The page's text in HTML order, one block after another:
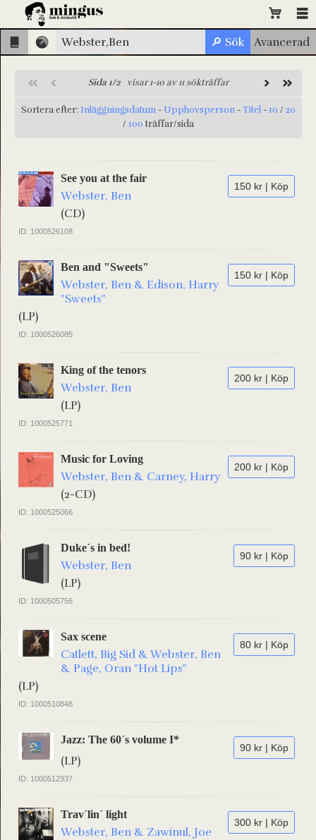
Sida 1/2 visar 1-10 av 11 sökträffar
Sortera efter: Inläggningsdatum - Upphovsperson -Titel - 10 / 20
/ 100 träffar/sida
150 kr | Köp
See you at the fair
Webster, Ben
(CD)
ID: 1000526108
150 kr | Köp
Ben and "Sweets"
Webster, Ben & Edison, Harry
"Sweets"
(LP)
ID: 1000526085
200 kr | Köp
King of the tenors
Webster, Ben
(LP)
ID: 1000525771
200 kr | Köp
Music for Loving
Webster, Ben & Carney, Harry
(2-CD)
ID: 1000525066
90 kr | Köp
Duke´s in bed!
Webster, Ben
(LP)
ID: 1000505756
80 kr | Köp
Sax scene
Catlett, Big Sid & Webster, Ben
& Page, Oran "Hot Lips"
(LP)
ID: 1000510848
90 kr | Köp
Jazz: The 60´s volume I*
(LP)
ID: 1000512937
300 kr | Köp
Trav´lin´ light
Webster, Ben & Zawinul, Joe